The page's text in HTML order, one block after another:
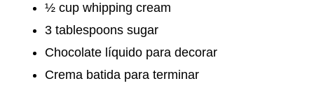
½ cup whipping cream
3 tablespoons sugar
Chocolate líquido para decorar
Crema batida para terminar